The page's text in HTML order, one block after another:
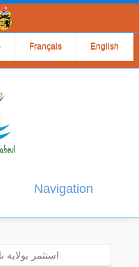
Français English
Navigation
استثمر بولاية